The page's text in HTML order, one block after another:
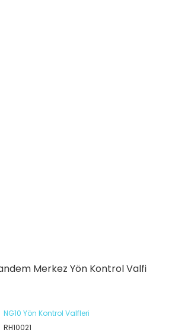
Merkez Yön Kontrol Valfi
NG10 Yön Kontrol Valfleri
RH10021